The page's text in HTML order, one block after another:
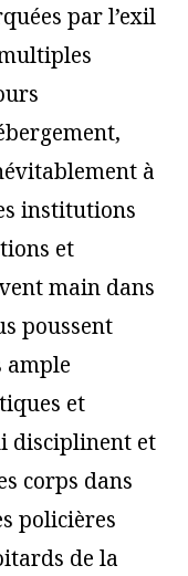
par l’exil
à
institutions
et
main dans
poussent
ample
et
disciplinent et
corps dans
policières
de la